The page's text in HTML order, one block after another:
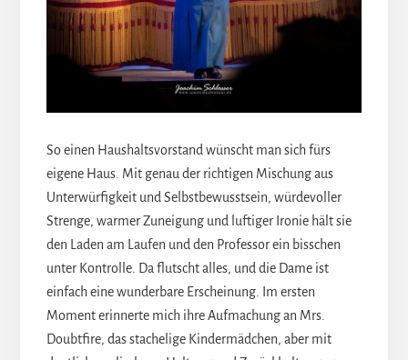
So einen Haushaltsvorstand wünscht man sich fürs
eigene Haus. Mit genau der richtigen Mischung aus
Unterwürfigkeit und Selbstbewusstsein, würdevoller
Strenge, warmer Zuneigung und luftiger Ironie hält sie
den Laden am Laufen und den Professor ein bisschen
unter Kontrolle. Da flutscht alles, und die Dame ist
einfach eine wunderbare Erscheinung. Im ersten
Moment erinnerte mich ihre Aufmachung an Mrs.
Doubtfire, das stachelige Kindermädchen, aber mit